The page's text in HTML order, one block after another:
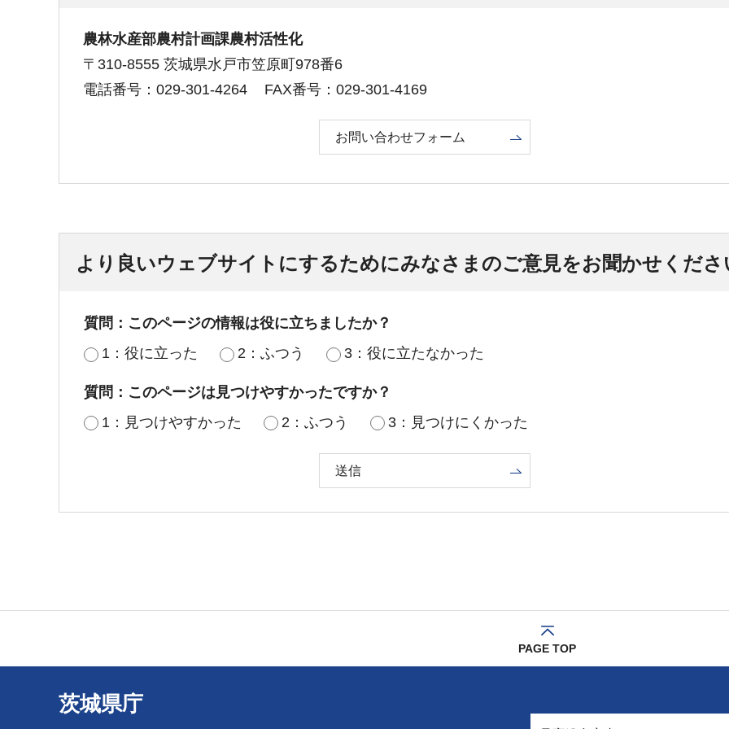
農林水産部農村計画課農村活性化
〒310-8555 茨城県水戸市笠原町978番6
電話番号：029-301-4264
FAX番号：029-301-4169
お問い合わせフォーム
より良いウェブサイトにするためにみなさまのご意見をお聞かせくださ
質問：このページの情報は役に立ちましたか？
1：役に立った
2：ふつう 3：役に立たなかった
質問：このページは見つけやすかったですか？
1：見つけやすかった
2：ふつう 3：見つけにくかった
PAGE TOP
茨城県庁